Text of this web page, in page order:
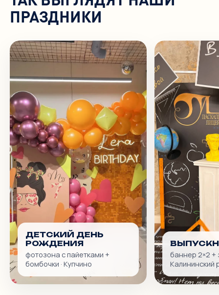
ПРАЗДНИКИ
ДЕТСКИЙ ДЕНЬ
РОЖДЕНИЯ
фотозона с пайетками +
бомбочки · Купчино
баннер 2×2 +
Калининский